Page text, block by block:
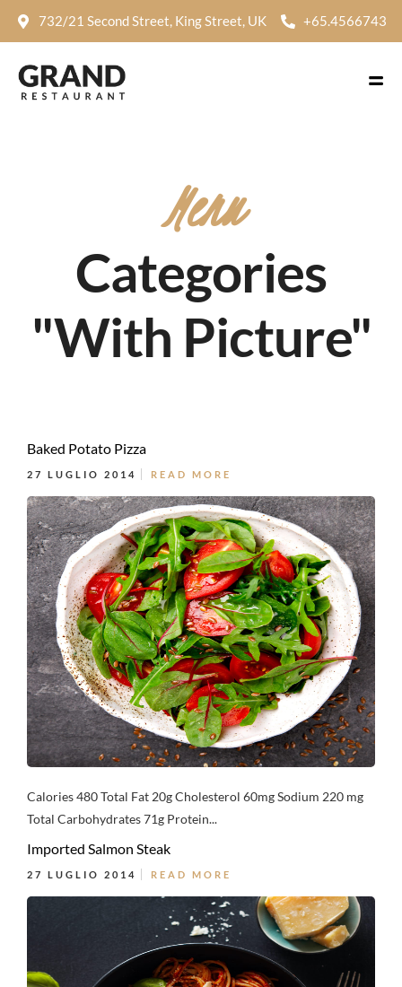
732/21 Second Street, King Street, UK +65.4566743
Menu
Categories
"With Picture"
Baked Potato Pizza
27 LUGLIO 2014 READ MORE
Calories 480 Total Fat 20g Cholesterol 60mg Sodium 220 mg
Total Carbohydrates 71g Protein...
Imported Salmon Steak
27 LUGLIO 2014 READ MORE